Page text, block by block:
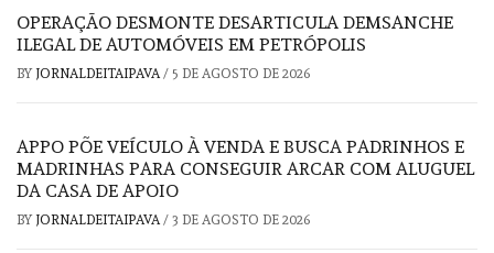
OPERAÇÃO DESMONTE DESARTICULA DEMSANCHE
ILEGAL DE AUTOMÓVEIS EM PETRÓPOLIS
BY JORNALDEITAIPAVA/ 5 DE AGOSTO DE 2026
APPO PÕE VEÍCULO À VENDA E BUSCA PADRINHOS E
MADRINHAS PARA CONSEGUIR ARCAR COM ALUGUEL
DA CASA DE APOIO
BY JORNALDEITAIPAVA/ 3 DE AGOSTO DE 2026